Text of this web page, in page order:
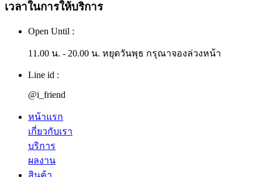
เวลาในการให้บริการ
Open Until :
11.00 น. - 20.00 น. หยุดวันพุธ กรุณาจองล่วงหน้า
Line id :
@i_friend
หน้าแรก
เกี่ยวกับเรา
บริการ
ผลงาน
สินค้า